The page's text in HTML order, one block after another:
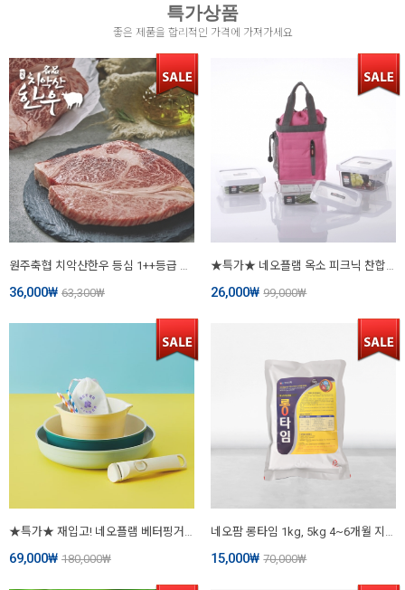
특가상품
좋은 제품을 합리적인 가격에 가져가세요
원주축협 치악산한우 등심 1++등급 300g
36,000₩ 63,300₩
★특가★ 네오플램 옥소 피크닉 찬합세트
26,000₩ 99,000₩
69,000₩ 180,000₩ 15,000₩ 70,000₩